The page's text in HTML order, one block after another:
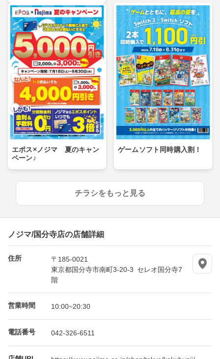
エポス×ノジマ 夏のキャン
ペーン♪
ゲームソフト同時購入割！
チラシをもっと見る
ノジマ/国分寺店の店舗詳細
住所
〒185-0021
東京都国分寺市南町3-20-3 セレオ国分寺7
階
営業時間 10:00~20:30
電話番号 042-326-6511